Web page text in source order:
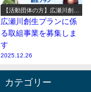
【活動団体の方】広瀬川創生
プラン参加事業の募集
広瀬川創生プランに係
る取組事業を募集しま
す
2025.12.26
カテゴリー